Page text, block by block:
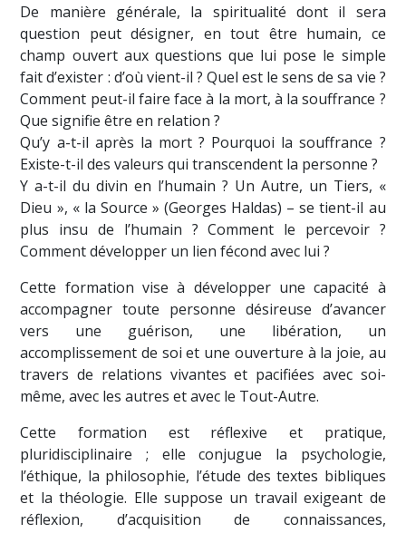
De manière générale, la spiritualité dont il sera
question peut désigner, en tout être humain, ce
champ ouvert aux questions que lui pose le simple
fait d’exister : d’où vient-il ? Quel est le sens de sa vie ?
Comment peut-il faire face à la mort, à la souffrance ?
Que signifie être en relation ?
Qu’y a-t-il après la mort ? Pourquoi la souffrance ?
Existe-t-il des valeurs qui transcendent la personne ?
Y a-t-il du divin en l’humain ? Un Autre, un Tiers, «
Dieu », « la Source » (Georges Haldas) – se tient-il au
plus insu de l’humain ? Comment le percevoir ?
Comment développer un lien fécond avec lui ?
Cette formation vise à développer une capacité à
accompagner toute personne désireuse d’avancer
vers une guérison, une libération, un
accomplissement de soi et une ouverture à la joie, au
travers de relations vivantes et pacifiées avec soi-
même, avec les autres et avec le Tout-Autre.
Cette formation est réflexive et pratique,
pluridisciplinaire ; elle conjugue la psychologie,
l’éthique, la philosophie, l’étude des textes bibliques
et la théologie. Elle suppose un travail exigeant de
réflexion, d’acquisition de connaissances,